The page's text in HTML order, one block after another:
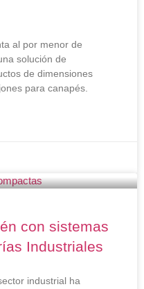
al por menor de
solución de
de dimensiones
para canapés.
con sistemas
Industriales
industrial ha